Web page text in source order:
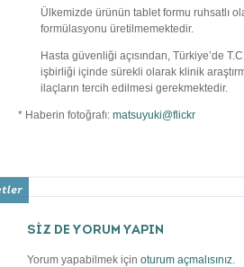
Ülkemizde ürünün tablet formu ruhsatlı
formülasyonu üretilmemektedir.
Hasta güvenliği açısından, Türkiye’de
işbirliği içinde sürekli olarak klinik
ilaçların tercih edilmesi gerekmektedir.
* Haberin fotoğrafı: matsuyuki@flickr
SİZ DE YORUM YAPIN
Yorum yapabilmek için oturum açmalısınız.